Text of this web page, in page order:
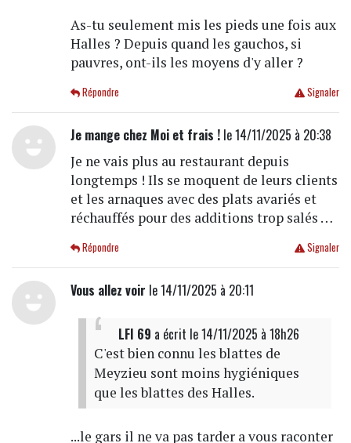
As-tu seulement mis les pieds une fois aux
Halles ? Depuis quand les gauchos, si
pauvres, ont-ils les moyens d'y aller ?
Signaler
Répondre
Je mange chez Moi et frais !le 14/11/2025 à 20:38
Je ne vais plus au restaurant depuis
longtemps ! Ils se moquent de leurs clients
et les arnaques avec des plats avariés et
réchauffés pour des additions trop salés …
Signaler
Répondre
Vous allez voir le 14/11/2025 à 20:11
LFI 69 a écrit le 14/11/2025 à 18h26
C'est bien connu les blattes de
Meyzieu sont moins hygiéniques
que les blattes des Halles.
...le gars il ne va pas tarder a vous raconter